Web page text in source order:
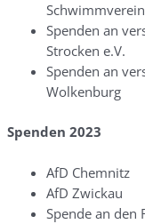
Spenden an
Strocken e.V.
Spenden an
Wolkenburg
Spenden 2023
AfD Chemnitz
AfD Zwickau
Spende an den